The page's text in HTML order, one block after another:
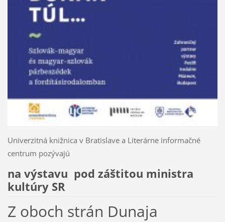
Univerzitná knižnica v Bratislave a Literárne informačné
centrum pozývajú
na výstavu pod záštitou ministra
kultúry SR
Z oboch strán Dunaja